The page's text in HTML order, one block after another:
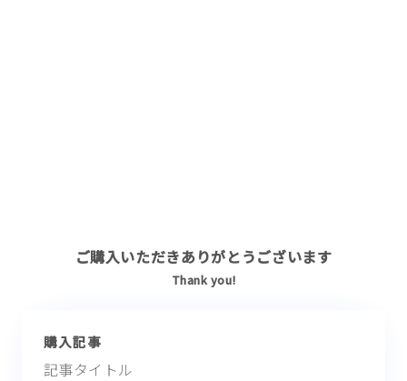
ご購入いただきありがとうございます
Thank you!
購入記事
記事タイトル